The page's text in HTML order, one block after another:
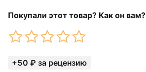
Покупали этот товар? Как он вам?
+50 ₽ за рецензию